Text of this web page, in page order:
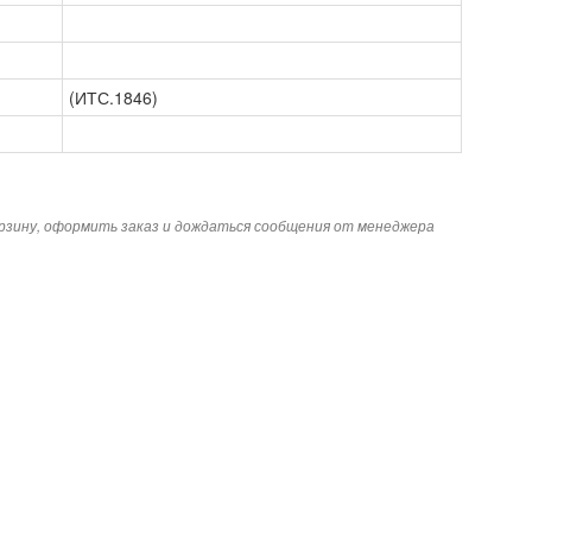
(ИТС.1846)
оформить заказ и дождаться сообщения от менеджера